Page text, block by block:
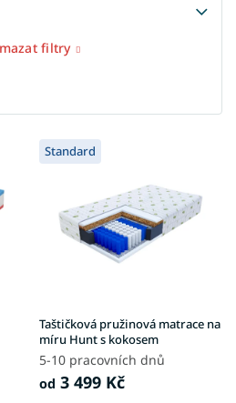
filtry
Standard
Taštičková pružinová matrace na
míru Hunt s kokosem
5-10 pracovních dnů
od 3 499 Kč